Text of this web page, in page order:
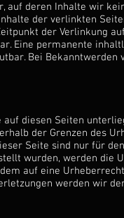
deren Inhalte wir
der verlinkten
der Verlinkung
Eine permanente
Bei
diesen Seiten
der Grenzen des
Seite sind nur für
wurden, werden die
auf eine
werden wir